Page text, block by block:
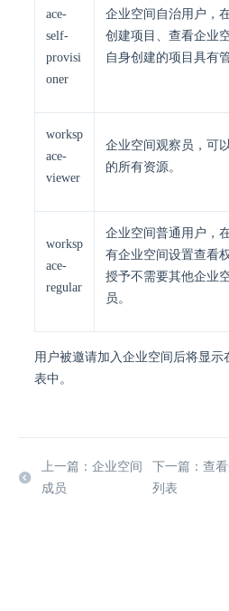
ace-
self-
provisi
oner
企业空间自治用户，
创建项目、查看企业
自身创建的项目具有
worksp
ace-
viewer
企业空间观察员，可
的所有资源。
worksp
ace-
regular
企业空间普通用户，
有企业空间设置查看
授予不需要其他企业
员。
用户被邀请加入企业空间后将显示
表中。
上一篇：企业空间
成员
下一篇：查
列表